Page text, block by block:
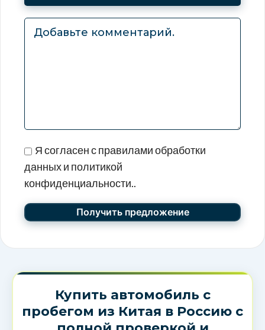
Я согласен с правилами обработки
данных и политикой
конфиденциальности..
Купить автомобиль с
пробегом из Китая в Россию с